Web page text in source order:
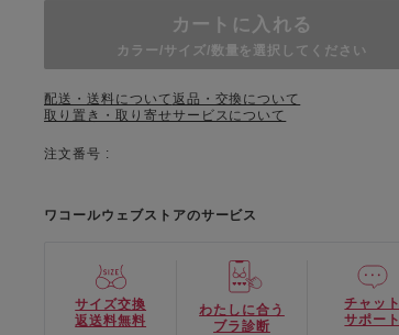
カートに入れる
カラー/サイズ/数量を選択してください
配送・送料について返品・交換について
取り置き・取り寄せサービスについて
注文番号 :
ワコールウェブストアのサービス
サイズ交換
返送料無料
わたしに合う
ブラ診断
チャット
サポート